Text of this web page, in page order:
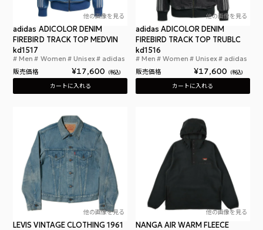
他の画像を見る
アディダス アディカラー デニム ファイヤーバー
adidas ADICOLOR DENIM
FIREBIRD TRACK TOP MEDVIN
kd1517
Men Women Unisex adidas
販売価格 ¥17,600 税込
カートに入れる
他の画像を見る
adidas ADICOLOR DENIM
FIREBIRD TRACK TOP TRUBLC
kd1516
Men Women Unisex adidas
販売価格 ¥17,600 税込
カートに入れる
他の画像を見る
LEVIS VINTAGE CLOTHING 1961
他の画像を見る
NANGA AIR WARM FLEECE